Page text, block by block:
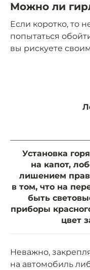
Можно ли
Если коротко, то
попытаться
вы рискуете
Установка
на капот,
лишением прав
в том, что на
быть
приборы
цвет
Неважно,
на автомобиль